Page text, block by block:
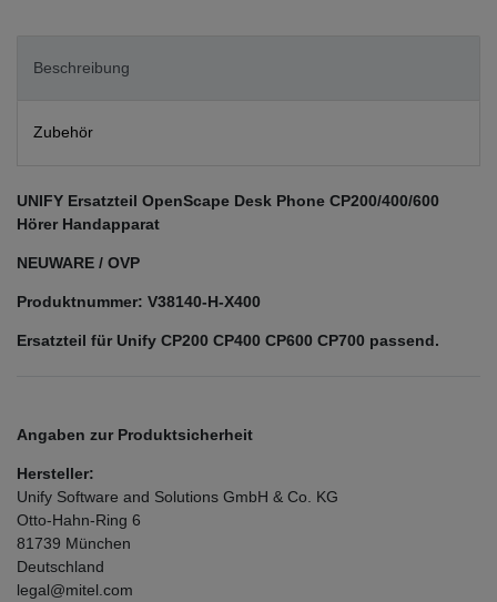
Beschreibung
Zubehör
UNIFY Ersatzteil OpenScape Desk Phone CP200/400/600
Hörer Handapparat
NEUWARE / OVP
Produktnummer: V38140-H-X400
Ersatzteil für Unify CP200 CP400 CP600 CP700 passend.
Angaben zur Produktsicherheit
Hersteller:
Unify Software and Solutions GmbH & Co. KG
Otto-Hahn-Ring 6
81739 München
Deutschland
legal@mitel.com